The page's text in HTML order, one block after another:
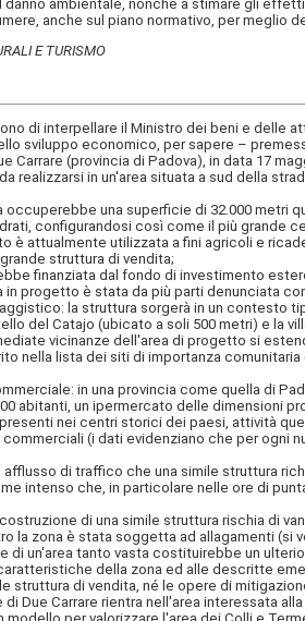
danno ambientale, nonché a stimare gli
anche sul piano normativo, per meglio
E TURISMO
di interpellareil Ministro dei beni e delle
sviluppo economico, per sapere –
(provincia di Padova), in data 17
realizzarsi in un'area situata a sud della
una superficie di 32.000 metri
configurandosi così come il più grande
attualmente utilizzata a fini agricoli e
struttura di vendita;
finanziata dal fondo di investimento estero
è stata da più parti denunciata
la struttura sorgerà in un contesto
del Catajo (ubicato a soli 500 metri) e la
vicinanze dell'area di progetto si
nella lista dei siti di importanza
in una provincia come quella di
abitanti, un ipermercato delle dimensioni
nei centri storici dei paesi, attività
(i dati evidenziano che per ogni
di traffico che una simile struttura
intenso che, in particolare nelle ore di
di una simile struttura rischia di
la zona è stata soggetta ad allagamenti (si
di un'area tanto vasta costituirebbe un
della zona ed alle descritte
struttura di vendita, né le opere di
Carrare rientra nell'area interessata alla